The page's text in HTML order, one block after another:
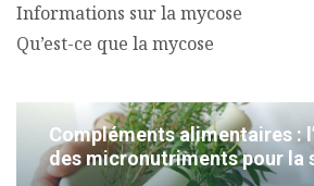
Informations sur la mycose
Qu’est-ce que la mycose
Compléments alimentaires :
des micronutriments pour la